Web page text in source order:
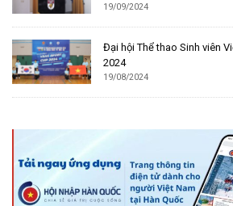
19/09/2024
Đại hội Thể thao Sinh viên
2024
19/08/2024